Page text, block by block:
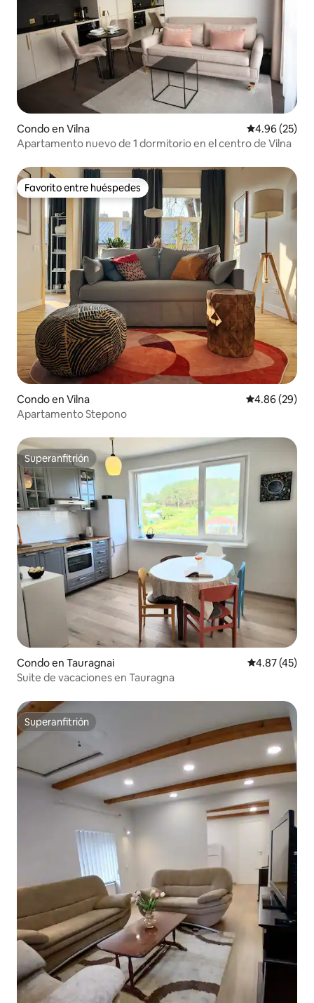
Condo en Vilna Calificación
4.96 (25)
Apartamento nuevo de 1 dormitorio en el centro de Vilna
Favorito entre huéspedes
Favorito entre huéspedes
Condo en Vilna Calificación
4.86 (29)
Apartamento Stepono
Superanfitrión
Superanfitrión
Condo en Tauragnai Calificación
4.87 (45)
Suite de vacaciones en Tauragna
Superanfitrión
Superanfitrión